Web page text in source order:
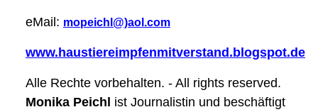
eMail: mopeichl@)aol.com
www.haustiereimpfenmitverstand.blogspot.de
Alle Rechte vorbehalten. - All rights reserved.
Monika Peichl ist Journalistin und beschäftigt